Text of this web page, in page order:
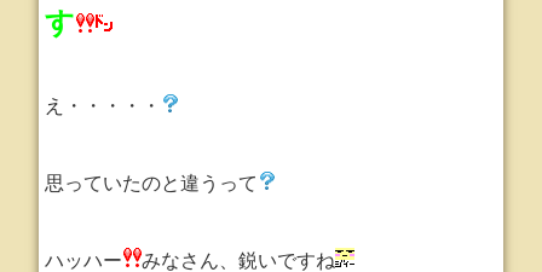
す
え・・・・・
思っていたのと違うって
ハッハー みなさん、鋭いですね